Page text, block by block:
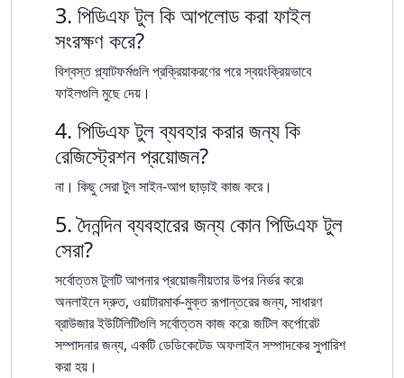
3. পিডিএফ টুল কি আপলোড করা ফাইল
সংরক্ষণ করে?
বিশ্বস্ত প্ল্যাটফর্মগুলি প্রক্রিয়াকরণের পরে স্বয়ংক্রিয়ভাবে
ফাইলগুলি মুছে দেয়।
4. পিডিএফ টুল ব্যবহার করার জন্য কি
রেজিস্ট্রেশন প্রয়োজন?
না। কিছু সেরা টুল সাইন-আপ ছাড়াই কাজ করে।
5. দৈনন্দিন ব্যবহারের জন্য কোন পিডিএফ টুল
সেরা?
সর্বোত্তম টুলটি আপনার প্রয়োজনীয়তার উপর নির্ভর করে৷
অনলাইনে দ্রুত, ওয়াটারমার্ক-মুক্ত রূপান্তরের জন্য, সাধারণ
ব্রাউজার ইউটিলিটিগুলি সর্বোত্তম কাজ করে৷ জটিল কর্পোরেট
সম্পাদনার জন্য, একটি ডেডিকেটেড অফলাইন সম্পাদকের সুপারিশ
করা হয়।